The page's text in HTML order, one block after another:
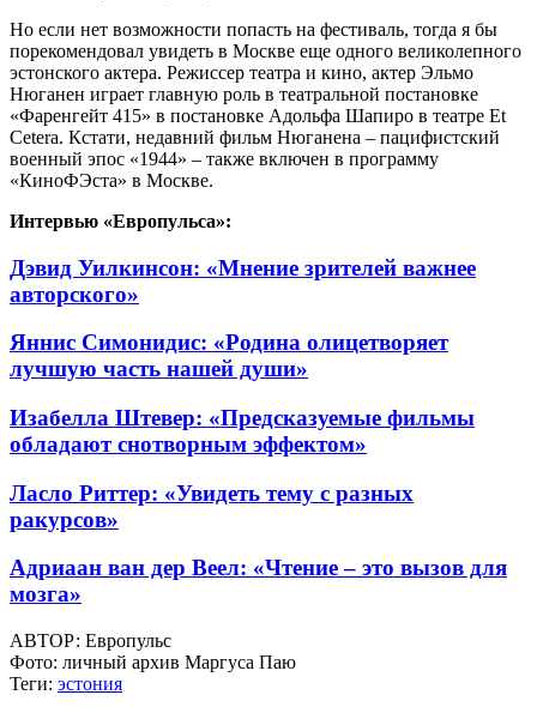
Но если нет возможности попасть на фестиваль, тогда я бы
порекомендовал увидеть в Москве еще одного великолепного
эстонского актера. Режиссер театра и кино, актер Эльмо
Нюганен играет главную роль в театральной постановке
«Фаренгейт 415» в постановке Адольфа Шапиро в театре Et
Cetеra. Кстати, недавний фильм Нюганена – пацифистский
военный эпос «1944» – также включен в программу
«КиноФЭста» в Москве.
Интервью «Европульса»:
Дэвид Уилкинсон: «Мнение зрителей важнее
авторского»
Яннис Симонидис: «Родина олицетворяет
лучшую часть нашей души»
Изабелла Штевер: «Предсказуемые фильмы
обладают снотворным эффектом»
Ласло Риттер: «Увидеть тему с разных
ракурсов»
Адриаан ван дер Веел: «Чтение – это вызов для
мозга»
АВТОР: Европульс
Фото: личный архив Маргуса Паю
Теги: эстония